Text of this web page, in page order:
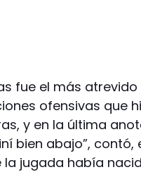
fue el más
ofensivas que
y en la última
bien abajo”,
la jugada había